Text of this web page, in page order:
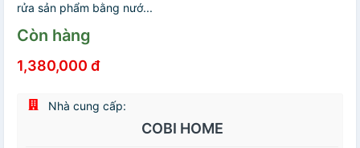
rửa sản phẩm bằng nướ...
Còn hàng
1,380,000 đ
Nhà cung cấp:
COBI HOME